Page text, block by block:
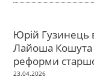
Юрій Гузинець
Лайоша Кошута
реформи
23.04.2026